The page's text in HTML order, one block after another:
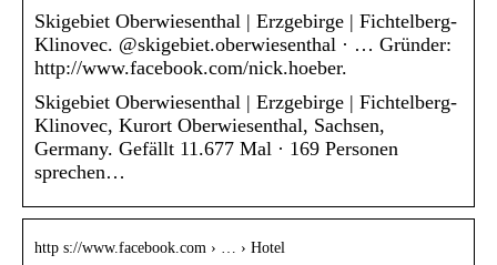
Skigebiet Oberwiesenthal | Erzgebirge | Fichtelberg-
Klinovec. @skigebiet.oberwiesenthal · … Gründer:
http://www.facebook.com/nick.hoeber.
Skigebiet Oberwiesenthal | Erzgebirge | Fichtelberg-
Klinovec, Kurort Oberwiesenthal, Sachsen,
Germany. Gefällt 11.677 Mal · 169 Personen
sprechen…
http s://www.facebook.com › … › Hotel